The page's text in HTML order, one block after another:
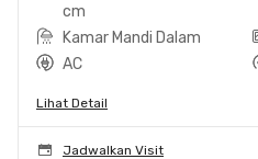
cm
Kamar Mandi Dalam
AC
Lihat Detail
Jadwalkan Visit